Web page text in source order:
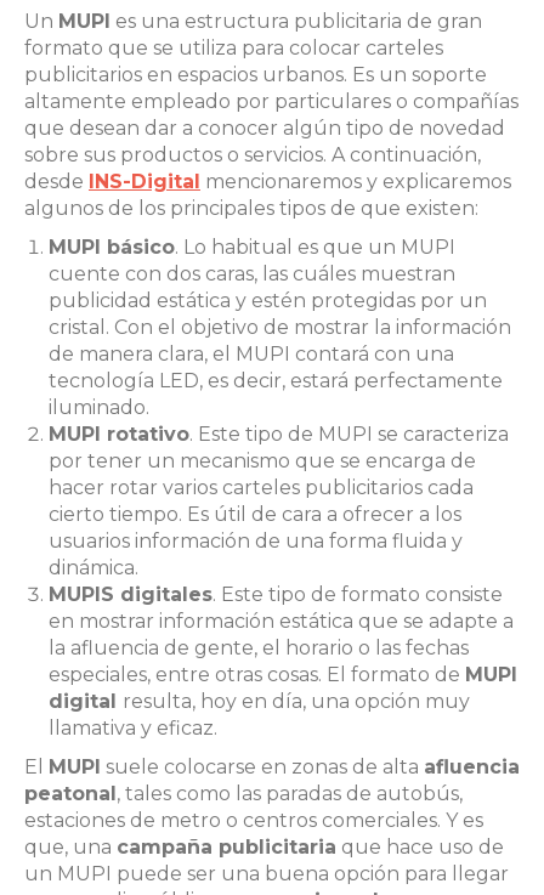
Un MUPI es una estructura publicitaria de gran
formato que se utiliza para colocar carteles
publicitarios en espacios urbanos. Es un soporte
altamente empleado por particulares o compañías
que desean dar a conocer algún tipo de novedad
sobre sus productos o servicios. A continuación,
desde INS-Digital mencionaremos y explicaremos
algunos de los principales tipos de que existen:
MUPI básico. Lo habitual es que un MUPI
cuente con dos caras, las cuáles muestran
publicidad estática y estén protegidas por un
cristal. Con el objetivo de mostrar la información
de manera clara, el MUPI contará con una
tecnología LED, es decir, estará perfectamente
iluminado.
MUPI rotativo. Este tipo de MUPI se caracteriza
por tener un mecanismo que se encarga de
hacer rotar varios carteles publicitarios cada
cierto tiempo. Es útil de cara a ofrecer a los
usuarios información de una forma fluida y
dinámica.
MUPIS digitales. Este tipo de formato consiste
en mostrar información estática que se adapte a
la afluencia de gente, el horario o las fechas
especiales, entre otras cosas. El formato de MUPI
digital resulta, hoy en día, una opción muy
llamativa y eficaz.
El MUPI suele colocarse en zonas de alta afluencia
peatonal, tales como las paradas de autobús,
estaciones de metro o centros comerciales. Y es
que, una campaña publicitaria que hace uso de
un MUPI puede ser una buena opción para llegar